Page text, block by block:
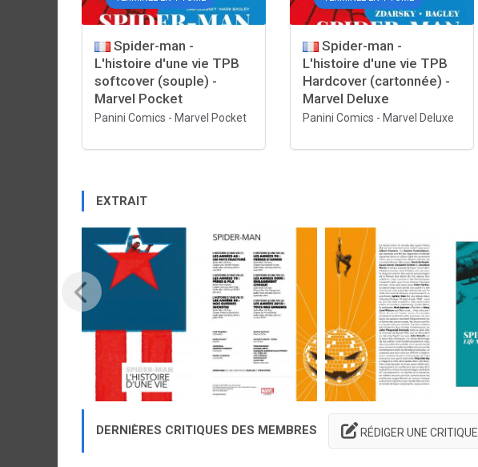
Spider-man -
L'histoire d'une vie TPB
softcover (souple) -
Marvel Pocket
Panini Comics - Marvel Pocket
Spider-man -
L'histoire d'une vie TPB
Hardcover (cartonnée) -
Marvel Deluxe
Panini Comics - Marvel Deluxe
EXTRAIT
DERNIÈRES CRITIQUES DES MEMBRES RÉDIGER UNE CRITIQUE